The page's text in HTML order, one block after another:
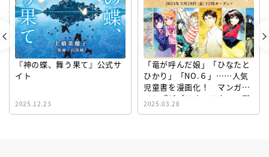
『神の蝶、舞う果て』公式サ
イト
2025.12.23
「竜が呼んだ娘」「ひなたと
ひかり」「NO.６」……人気
児童書を漫画化！ マンガサ
イト『ビブリオシリウス』誕
生！
2025.03.28